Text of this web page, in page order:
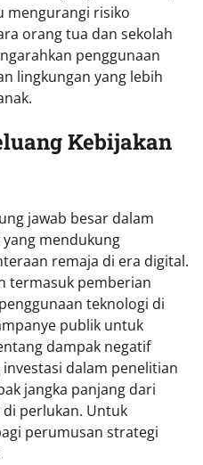
mengurangi risiko
orang tua dan sekolah
penggunaan
lingkungan yang lebih
Kebijakan
jawab besar dalam
mendukung
remaja di era digital.
termasuk pemberian
teknologi di
publik untuk
dampak negatif
dalam penelitian
jangka panjang dari
perlukan. Untuk
perumusan strategi